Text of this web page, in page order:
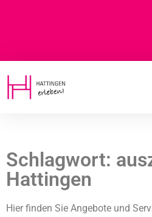
Schlagwort:
Hattingen
Hier finden Sie Angebote und